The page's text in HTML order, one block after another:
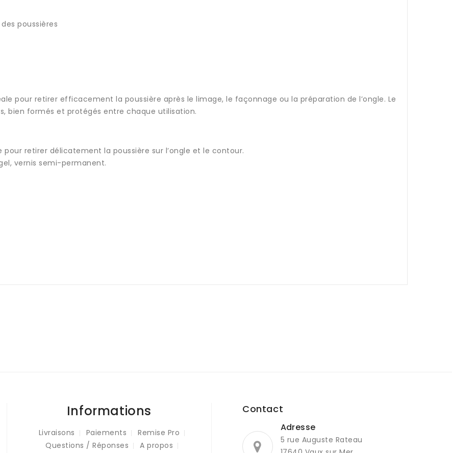
poussières
pour retirer efficacement la poussière après le limage, le façonnage ou la préparation de l’ongle. Le
bien formés et protégés entre chaque utilisation.
pour retirer délicatement la poussière sur l’ongle et le contour.
vernis semi-permanent.
Informations
Livraisons Paiements
Remise Pro
Questions / Réponses
A propos
Contact
Adresse
5 rue Auguste Rateau